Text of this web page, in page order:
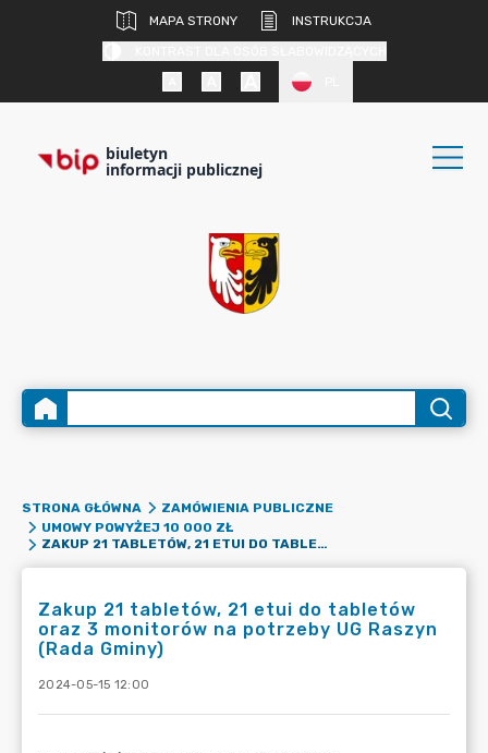
MAPA STRONY
INSTRUKCJA
biuletyn
informacji publicznej
STRONA GŁÓWNA
ZAMÓWIENIA PUBLICZNE
UMOWY POWYŻEJ 10 000 ZŁ
ZAKUP 21 TABLETÓW, 21 ETUI DO TABLETÓW ORAZ 3 MONITORÓW NA POTRZEBY UG RASZYN (RADA GMINY)
Zakup 21 tabletów, 21 etui do tabletów
oraz 3 monitorów na potrzeby UG Raszyn
(Rada Gminy)
2024-05-15 12:00